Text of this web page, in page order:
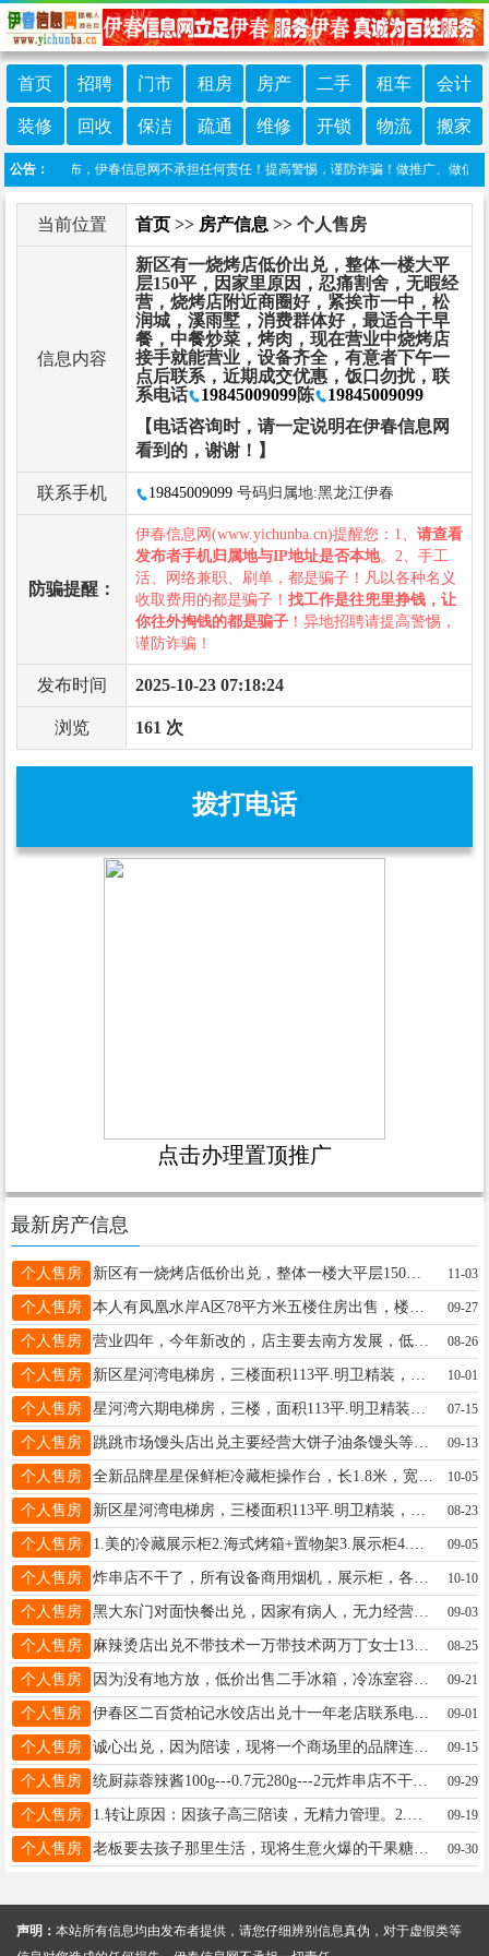
首页 招聘 门市 租房 房产 二手 租车 会计
装修 回收 保洁 疏通 维修 开锁 物流 搬家
公告：
自行发布，伊春信息网不承担任何责任！提高警惕，谨防诈骗！做推广、做信息
当前位置 首页 >> 房产信息 >> 个人售房
信息内容
新区有一烧烤店低价出兑，整体一楼大平
层150平，因家里原因，忍痛割舍，无暇经
营，烧烤店附近商圈好，紧挨市一中，松
润城，溪雨墅，消费群体好，最适合干早
餐，中餐炒菜，烤肉，现在营业中烧烤店
接手就能营业，设备齐全，有意者下午一
点后联系，近期成交优惠，饭口勿扰，联
系电话
19845009099陈
19845009099
【电话咨询时，请一定说明在伊春信息网
看到的，谢谢！】
联系手机 19845009099 号码归属地:黑龙江伊春
防骗提醒：
伊春信息网(www.yichunba.cn)提醒您：1、 请查看
发布者手机归属地与IP地址是否本地。2、手工
活、网络兼职、刷单，都是骗子！凡以各种名义
收取费用的都是骗子！ 找工作是往兜里挣钱，让
你往外掏钱的都是骗子 ！异地招聘请提高警惕，
谨防诈骗！
发布时间 2025-10-23 07:18:24
浏览 161 次
拨打电话
点击办理置顶推广
最新房产信息
个人售房 新区有一烧烤店低价出兑，整体一楼大平层150平，因家里原因，忍痛割舍，无暇经营，烧烤店附近商圈好，紧挨市一中，松润城，溪雨墅，消费群体好，最适合干早餐，中餐炒菜，烤肉，现在营业中烧烤店接手就能营业，设备齐全，有意者下午一点后联系，近期成交优惠，饭口勿扰，联系电话19845009099陈19845009099 11-03
个人售房 09-27
个人售房 营业四年，今年新改的，店主要去南方发展，低价出兑，包教技术，可以空屋转让做别的，相中位置的来谈，饭口勿扰。兰女士15246910048 08-26
个人售房 10-01
个人售房 07-15
个人售房 跳跳市场馒头店出兑主要经营大饼子油条馒头等地理位置好包教技术接手即可盈利设备齐全挨着早市有稳定的客源价格面议有意者请联系刘先生电话18845805966刘先生18845805966 09-13
个人售房 全新品牌星星保鲜柜冷藏柜操作台，长1.8米，宽0.8米，便宜出牛女士15245863686 10-05
个人售房 08-23
个人售房 09-05
个人售房 10-10
个人售房 黑大东门对面快餐出兑，因家有病人，无力经营，带一年房租，设备齐全，客源稳定，位置好，门口可摆拍档。有订餐群13万出兑非诚勿扰13845845058高13845845058 09-03
个人售房 麻辣烫店出兑不带技术一万带技术两万丁女士13352585919 08-25
个人售房 09-21
个人售房 伊春区二百货柏记水饺店出兑十一年老店联系电话13846614994刘13845867840 09-01
个人售房 诚心出兑，因为陪读，现将一个商场里的品牌连锁快餐店出兑，(也可以改项目）位于伊美区繁华地段，商圈核心地带，位置杠杠滴，客流不愁，费用低，产品毛利高，夫妻经营就可以。微信，电话同步13846628299刘13846628299 09-15
个人售房 统厨蒜蓉辣酱100g---0.7元280g---2元炸串店不干了，所有设备炸串全部甩货13846616635慧慧13846616635 09-29
个人售房 09-19
个人售房 老板要去孩子那里生活，现将生意火爆的干果糖果店出兑转让，室内设施齐全备有三项电，有烟照，无需添置接手就赚钱，本店货主多回头客多口碑好多年老店知名度高。老板把货主进货渠道一并告知下家不接受电话咨询面议：近期成交可优惠拒放屁闲砸坑王先生13846607867 09-30
声明： 本站所有信息均由发布者提供，请您仔细辨别信息真伪，对于虚假类等